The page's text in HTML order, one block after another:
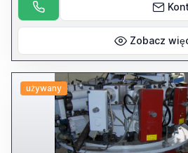
Zobacz
używany